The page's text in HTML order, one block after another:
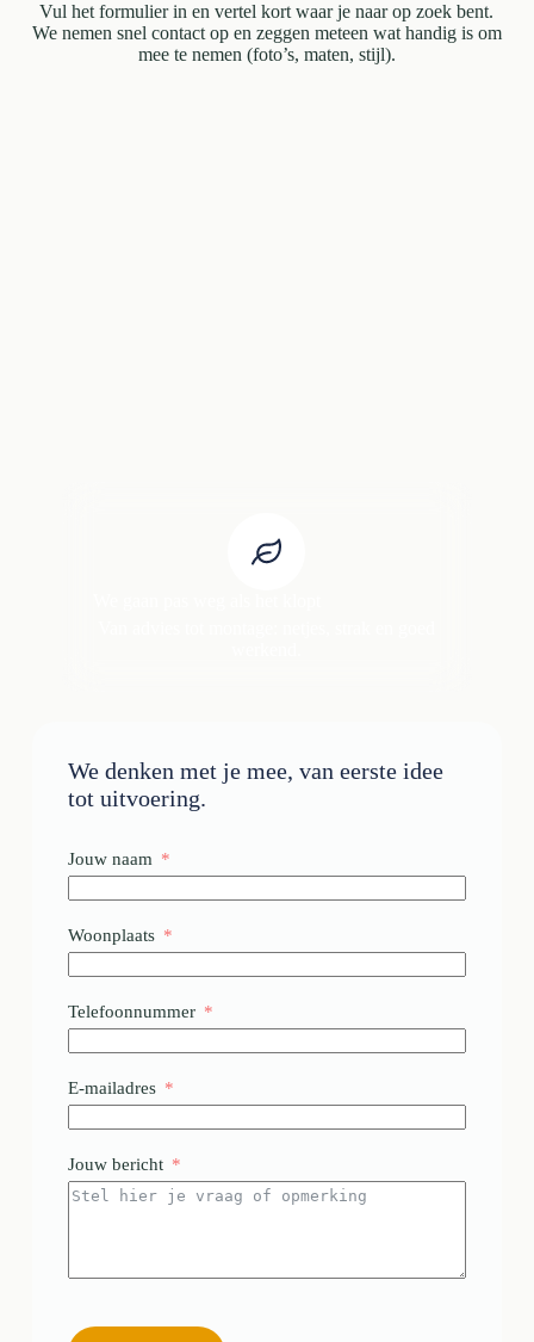
Vul het formulier in en vertel kort waar je naar op zoek bent.
We nemen snel contact op en zeggen meteen wat handig is om
mee te nemen (foto’s, maten, stijl).
We denken met je mee, van eerste idee
tot uitvoering.
Jouw naam
Woonplaats
Telefoonnummer
E-mailadres
Jouw bericht